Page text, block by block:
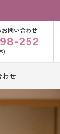
問い合わせ
252
)
わせ